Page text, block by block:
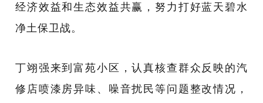
经济效益和生态效益共赢，努力打好蓝天碧水
净土保卫战。
丁翊强来到富苑小区，认真核查群众反映的汽
修店喷漆房异味、噪音扰民等问题整改情况，